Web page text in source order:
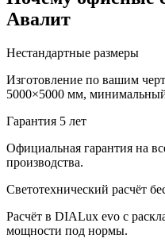
Авалит
Нестандартные размеры
Изготовление по вашим
5000×5000 мм, минимальный
Гарантия 5 лет
Официальная гарантия на
производства.
Светотехнический расчёт
Расчёт в DIALux evo с
мощности под нормы.